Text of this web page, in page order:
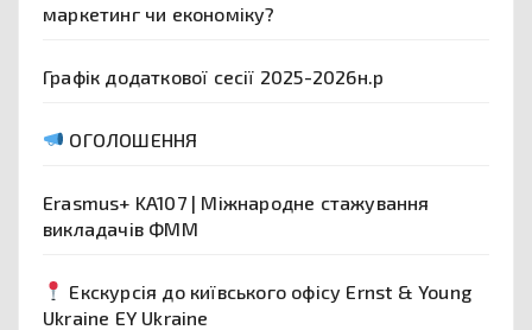
маркетинг чи економіку?
Графік додаткової сесії 2025-2026н.р
ОГОЛОШЕННЯ
Erasmus+ KA107 | Міжнародне стажування
викладачів ФММ
Екскурсія до київського офісу Ernst & Young
Ukraine EY Ukraine